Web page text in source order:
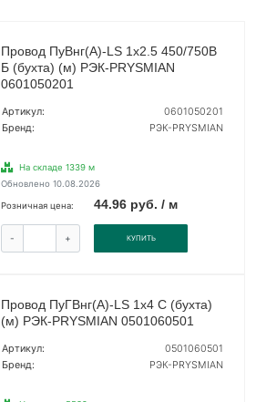
Провод ПуВнг(А)-LS 1х2.5 450/750В
Б (бухта) (м) РЭК-PRYSMIAN
0601050201
Артикул:
0601050201
Бренд:
РЭК-PRYSMIAN
На складе 1339 м
Обновлено 10.08.2026
Розничная цена: 44.96 руб. / м
- + КУПИТЬ
Провод ПуГВнг(А)-LS 1х4 С (бухта)
(м) РЭК-PRYSMIAN 0501060501
Артикул:
0501060501
Бренд:
РЭК-PRYSMIAN